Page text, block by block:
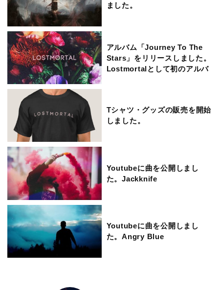
ました。
アルバム「Journey To The
Stars」をリリースしました。
Lostmortalとして初のアルバ
Tシャツ・グッズの販売を開始
しました。
Youtubeに曲を公開しまし
た。Jackknife
Youtubeに曲を公開しまし
た。Angry Blue